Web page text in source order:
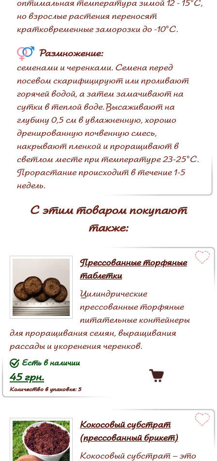
оптимальная температура зимой 12 - 15°C,
но взрослые растения переносят
кратковременные заморозки до -10°C.
Размножение:
семенами и черенками. Семена перед
посевом скарифицируют или проливают
горячей водой, а затем замачивают на
сутки в теплой воде. Высаживают на
глубину 0,5 см в увлажненную, хорошо
дренированную почвенную смесь,
накрывают пленкой и проращивают в
светлом месте при температуре 23-25°C.
Прорастание происходит в течение 1-5
недель.
С этим товаром покупают
также:
Прессованные торфяные
таблетки
Цилиндрические
прессованные торфяные
питательные контейнеры
для проращивания семян, выращивания
рассады и укоренения черенков.
45 грн.
Есть в наличии
Количество в упаковке: 5
Кокосовый субстрат
(прессованный брикет)
Кокосовый субстрат – это